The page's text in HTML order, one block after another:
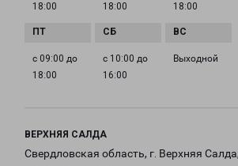
18:00
18:00
18:00
с 09:00 до
18:00
с 10:00 до
16:00
Выходной
ВЕРХНЯЯ САЛДА
Свердловская область, г. Верхняя